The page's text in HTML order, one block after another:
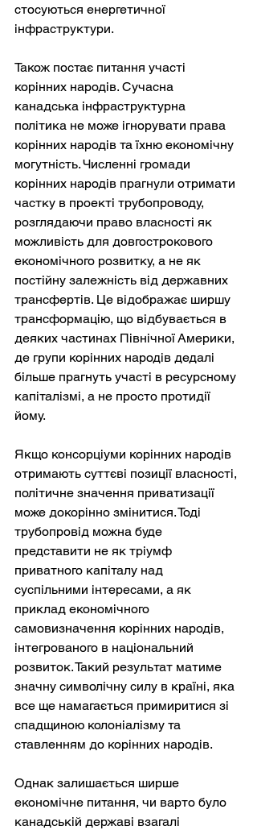
стосуються енергетичної
інфраструктури.
Також постає питання участі
корінних народів. Сучасна
канадська інфраструктурна
політика не може ігнорувати права
корінних народів та їхню економічну
могутність. Численні громади
корінних народів прагнули отримати
частку в проекті трубопроводу,
розглядаючи право власності як
можливість для довгострокового
економічного розвитку, а не як
постійну залежність від державних
трансфертів. Це відображає ширшу
трансформацію, що відбувається в
деяких частинах Північної Америки,
де групи корінних народів дедалі
більше прагнуть участі в ресурсному
капіталізмі, а не просто протидії
йому.
Якщо консорціуми корінних народів
отримають суттєві позиції власності,
політичне значення приватизації
може докорінно змінитися. Тоді
трубопровід можна буде
представити не як тріумф
приватного капіталу над
суспільними інтересами, а як
приклад економічного
самовизначення корінних народів,
інтегрованого в національний
розвиток. Такий результат матиме
значну символічну силу в країні, яка
все ще намагається примиритися зі
спадщиною колоніалізму та
ставленням до корінних народів.
Однак залишається ширше
економічне питання, чи варто було
канадській державі взагалі